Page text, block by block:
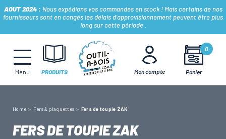
AOUT 2024 : Nous expédions vos commandes en stock ! Mais certains de nos
fournisseurs sont en congés les délais d'approvisionnement peuvent être plus
long sur cette période .
Menu PRODUITS Mon compte Panier
0
MÈCHES, FRAISES & FORETS
LAMES & DISQUES
CONSOMMABLES
Home Fers & plaquettes Fers de toupie ZAK
FERS DE TOUPIE ZAK